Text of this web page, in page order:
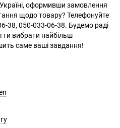
оформивши замовлення
щодо товару? Телефонуйте
38, 050-033-06-38. Будемо раді
вибрати найбільш
саме ваші завдання!